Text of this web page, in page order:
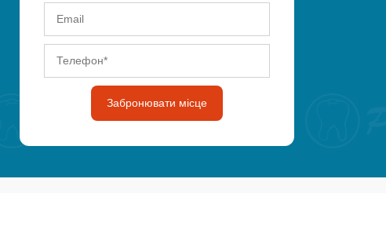
Забронювати місце